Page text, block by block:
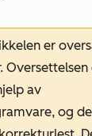
er
av
og